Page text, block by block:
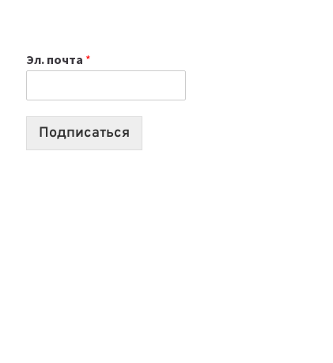
2026:
10
Эл. почта *
Подписаться